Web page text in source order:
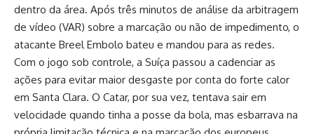
dentro da área. Após três minutos de análise da arbitragem
de vídeo (VAR) sobre a marcação ou não de impedimento, o
atacante Breel Embolo bateu ​e mandou para as redes.
Com o jogo sob controle, a Suíça passou a cadenciar as
ações para evitar maior desgaste por conta do forte calor
em Santa Clara. O Catar, por sua vez, tentava sair em
velocidade quando tinha a posse da bola, mas esbarrava na